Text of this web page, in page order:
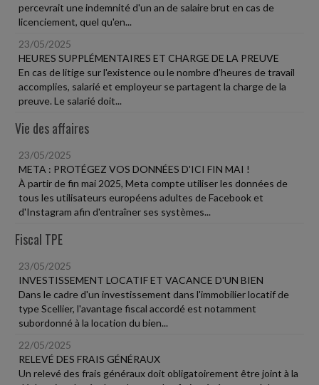
percevrait une indemnité d'un an de salaire brut en cas de
licenciement, quel qu'en...
23/05/2025
HEURES SUPPLÉMENTAIRES ET CHARGE DE LA PREUVE
En cas de litige sur l'existence ou le nombre d'heures de travail
accomplies, salarié et employeur se partagent la charge de la
preuve. Le salarié doit...
Vie des affaires
23/05/2025
META : PROTÉGEZ VOS DONNÉES D'ICI FIN MAI !
À partir de fin mai 2025, Meta compte utiliser les données de
tous les utilisateurs européens adultes de Facebook et
d'Instagram afin d'entraîner ses systèmes...
Fiscal TPE
23/05/2025
INVESTISSEMENT LOCATIF ET VACANCE D'UN BIEN
Dans le cadre d'un investissement dans l'immobilier locatif de
type Scellier, l'avantage fiscal accordé est notamment
subordonné à la location du bien...
22/05/2025
RELEVÉ DES FRAIS GÉNÉRAUX
Un relevé des frais généraux doit obligatoirement être joint à la